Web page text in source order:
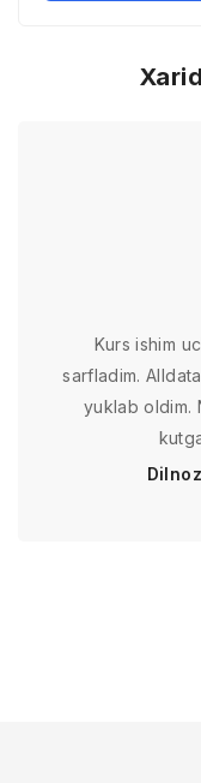
Kurs ishim
sarfladim.
yuklab oldim.